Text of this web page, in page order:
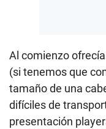
Al comienzo
(si tenemos que
tamaño de una
difíciles de
presentación